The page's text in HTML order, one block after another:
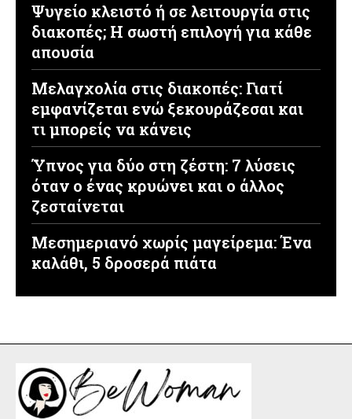
Ψυγείο κλειστό ή σε λειτουργία στις
διακοπές; Η σωστή επιλογή για κάθε
απουσία
Μελαγχολία στις διακοπές: Γιατί
εμφανίζεται ενώ ξεκουράζεσαι και
τι μπορείς να κάνεις
Ύπνος για δύο στη ζέστη: 7 λύσεις
όταν ο ένας κρυώνει και ο άλλος
ζεσταίνεται
Μεσημεριανό χωρίς μαγείρεμα: Ένα
καλάθι, 5 δροσερά πιάτα